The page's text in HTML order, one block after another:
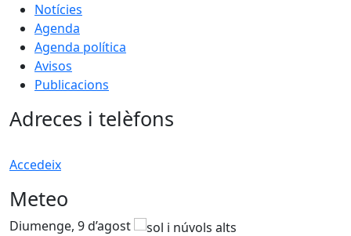
Notícies
Agenda
Agenda política
Avisos
Publicacions
Adreces i telèfons
Accedeix
Meteo
Diumenge, 9 d’agost